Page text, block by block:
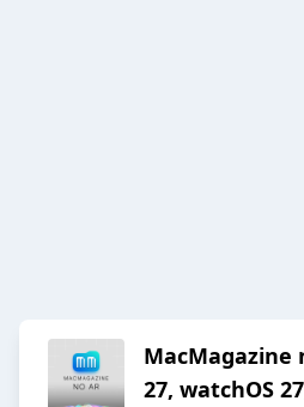
MacMagazine
27, watchOS